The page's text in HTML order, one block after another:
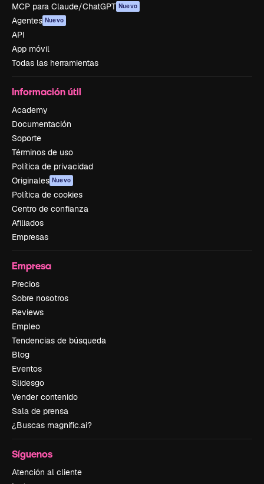
MCP para Claude/ChatGPT Nuevo
Agentes Nuevo
API
App móvil
Todas las herramientas
Información útil
Academy
Documentación
Soporte
Términos de uso
Política de privacidad
Originales Nuevo
Política de cookies
Centro de confianza
Afiliados
Empresas
Empresa
Precios
Sobre nosotros
Reviews
Empleo
Tendencias de búsqueda
Blog
Eventos
Slidesgo
Vender contenido
Sala de prensa
¿Buscas magnific.ai?
Síguenos
Atención al cliente